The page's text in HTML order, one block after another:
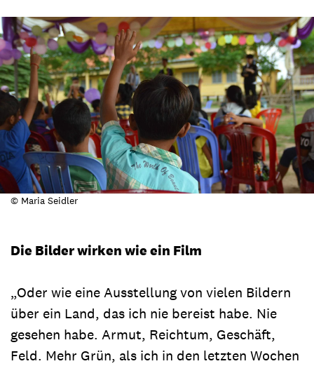
© Maria Seidler
Die Bilder wirken wie ein Film
„Oder wie eine Ausstellung von vielen Bildern
über ein Land, das ich nie bereist habe. Nie
gesehen habe. Armut, Reichtum, Geschäft,
Feld. Mehr Grün, als ich in den letzten Wochen